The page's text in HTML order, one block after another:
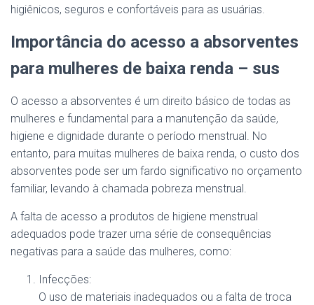
higiênicos, seguros e confortáveis para as usuárias.
Importância do acesso a absorventes
para mulheres de baixa renda – sus
O acesso a absorventes é um direito básico de todas as
mulheres e fundamental para a manutenção da saúde,
higiene e dignidade durante o período menstrual. No
entanto, para muitas mulheres de baixa renda, o custo dos
absorventes pode ser um fardo significativo no orçamento
familiar, levando à chamada pobreza menstrual.
A falta de acesso a produtos de higiene menstrual
adequados pode trazer uma série de consequências
negativas para a saúde das mulheres, como:
Infecções:
O uso de materiais inadequados ou a falta de troca